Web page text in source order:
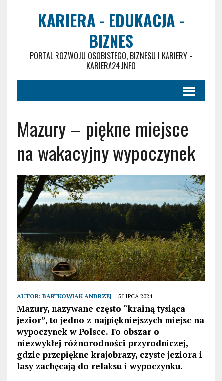
KARIERA - EDUKACJA -
BIZNES
PORTAL ROZWOJU OSOBISTEGO, BIZNESU I KARIERY -
KARIERA24.INFO
Mazury – piękne miejsce
na wakacyjny wypoczynek
AUTOR: BARTKOWIAK ANDRZEJ 5 LIPCA 2024
Mazury, nazywane często “krainą tysiąca
jezior”, to jedno z najpiękniejszych miejsc na
wypoczynek w Polsce. To obszar o
niezwykłej różnorodności przyrodniczej,
gdzie przepiękne krajobrazy, czyste jeziora i
lasy zachęcają do relaksu i wypoczynku.